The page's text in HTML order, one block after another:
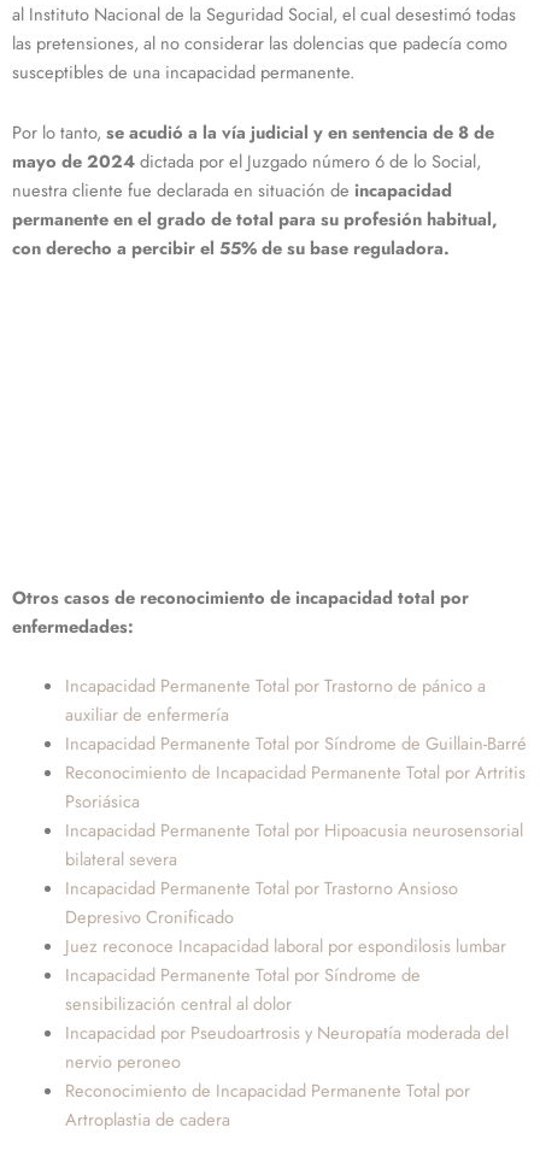
al Instituto Nacional de la Seguridad Social, el cual desestimó todas
las pretensiones, al no considerar las dolencias que padecía como
susceptibles de una incapacidad permanente.
Por lo tanto, se acudió a la vía judicial y en sentencia de 8 de
mayo de 2024dictada por el Juzgado número 6 de lo Social,
nuestra cliente fue declarada en situación de incapacidad
permanente en el grado de total para su profesión habitual,
con derecho a percibir el 55% de su base reguladora.
Otros casos de reconocimiento de incapacidad total por
enfermedades:
Incapacidad Permanente Total por Trastorno de pánico a
auxiliar de enfermería
Incapacidad Permanente Total por Síndrome de Guillain-Barré
Reconocimiento de Incapacidad Permanente Total por Artritis
Psoriásica
Incapacidad Permanente Total por Hipoacusia neurosensorial
bilateral severa
Incapacidad Permanente Total por Trastorno Ansioso
Depresivo Cronificado
Juez reconoce Incapacidad laboral por espondilosis lumbar
Incapacidad Permanente Total por Síndrome de
sensibilización central al dolor
Incapacidad por Pseudoartrosis y Neuropatía moderada del
nervio peroneo
Reconocimiento de Incapacidad Permanente Total por
Artroplastia de cadera